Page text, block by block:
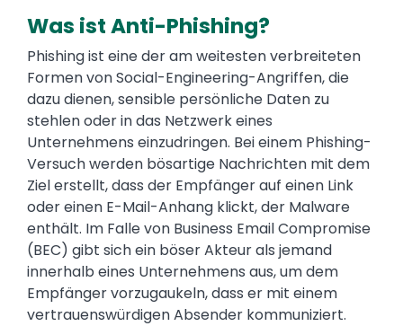
Was ist Anti-Phishing?
Phishing ist eine der am weitesten verbreiteten
Formen von Social-Engineering-Angriffen, die
dazu dienen, sensible persönliche Daten zu
stehlen oder in das Netzwerk eines
Unternehmens einzudringen. Bei einem Phishing-
Versuch werden bösartige Nachrichten mit dem
Ziel erstellt, dass der Empfänger auf einen Link
oder einen E-Mail-Anhang klickt, der Malware
enthält. Im Falle von Business Email Compromise
(BEC) gibt sich ein böser Akteur als jemand
innerhalb eines Unternehmens aus, um dem
Empfänger vorzugaukeln, dass er mit einem
vertrauenswürdigen Absender kommuniziert.